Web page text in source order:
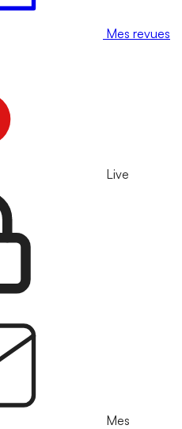
Mes revues
Live
Mes